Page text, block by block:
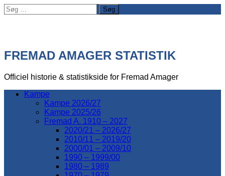
Søg
efter:
FREMAD AMAGER STATISTIK
Officiel historie & statistikside for Fremad Amager
Kampe
Kampe 2026/27
Kampe 2025/26
Fremad A. 1910 – 2027
2020/21 – 2026/27
2010/11 – 2019/20
2000/01 – 2009/10
1990 – 1999/00
1980 – 1989